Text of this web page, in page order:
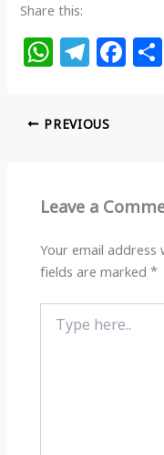
Share this:
W
at
s
p
T
e
g
m
F
o
k
PREVIOUS
Leave a
Your email address
fields are marked*
here..